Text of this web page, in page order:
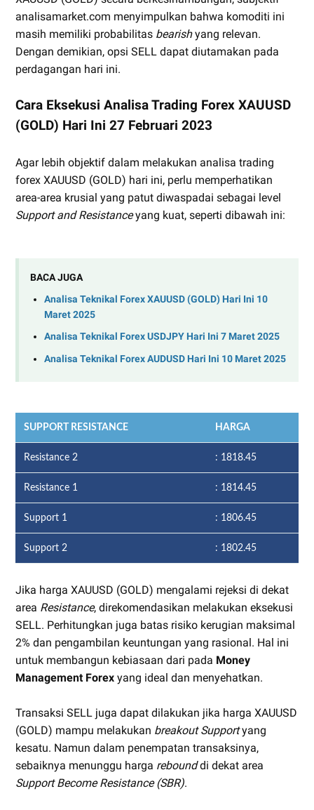
analisamarket.com menyimpulkan bahwa komoditi ini
masih memiliki probabilitas bearishyang relevan.
Dengan demikian, opsi SELL dapat diutamakan pada
perdagangan hari ini.
Cara Eksekusi Analisa Trading Forex XAUUSD
(GOLD) Hari Ini 27 Februari 2023
Agar lebih objektif dalam melakukan analisa trading
forex XAUUSD (GOLD) hari ini, perlu memperhatikan
area-area krusial yang patut diwaspadai sebagai level
Support and Resistanceyang kuat, seperti dibawah ini:
BACA JUGA
Analisa Teknikal Forex XAUUSD (GOLD) Hari Ini 10
Maret 2025
Analisa Teknikal Forex USDJPY Hari Ini 7 Maret 2025
Analisa Teknikal Forex AUDUSD Hari Ini 10 Maret 2025
SUPPORT RESISTANCE HARGA
Resistance 2 : 1818.45
Resistance 1 : 1814.45
Support 1 : 1806.45
Support 2 : 1802.45
Jika harga XAUUSD (GOLD) mengalami rejeksi di dekat
area Resistance, direkomendasikan melakukan eksekusi
SELL. Perhitungkan juga batas risiko kerugian maksimal
2% dan pengambilan keuntungan yang rasional. Hal ini
untuk membangun kebiasaan dari pada Money
Management Forex yang ideal dan menyehatkan.
Transaksi SELL juga dapat dilakukan jika harga XAUUSD
(GOLD) mampu melakukan breakout Supportyang
kesatu. Namun dalam penempatan transaksinya,
sebaiknya menunggu harga rebounddi dekat area
Support Become Resistance (SBR).